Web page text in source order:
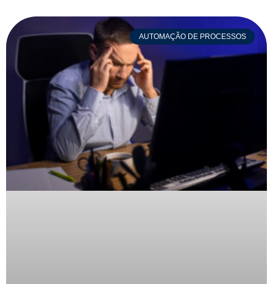
AUTOMAÇÃO DE PROCESSOS